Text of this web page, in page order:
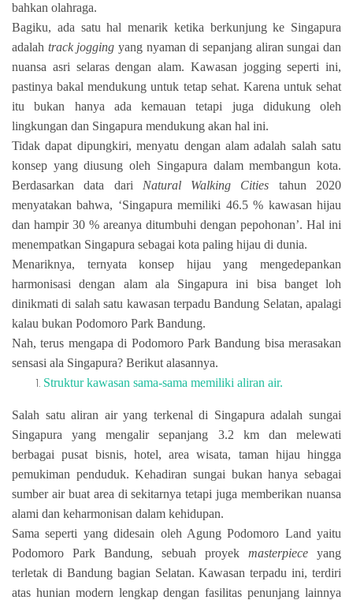
bahkan olahraga.
Bagiku, ada satu hal menarik ketika berkunjung ke Singapura
adalah track jogging yang nyaman di sepanjang aliran sungai dan
nuansa asri selaras dengan alam. Kawasan jogging seperti ini,
pastinya bakal mendukung untuk tetap sehat. Karena untuk sehat
itu bukan hanya ada kemauan tetapi juga didukung oleh
lingkungan dan Singapura mendukung akan hal ini.
Tidak dapat dipungkiri, menyatu dengan alam adalah salah satu
konsep yang diusung oleh Singapura dalam membangun kota.
Berdasarkan data dari Natural Walking Cities tahun 2020
menyatakan bahwa, ‘Singapura memiliki 46.5 % kawasan hijau
dan hampir 30 % areanya ditumbuhi dengan pepohonan’. Hal ini
menempatkan Singapura sebagai kota paling hijau di dunia.
Menariknya, ternyata konsep hijau yang mengedepankan
harmonisasi dengan alam ala Singapura ini bisa banget loh
dinikmati di salah satu kawasan terpadu Bandung Selatan, apalagi
kalau bukan Podomoro Park Bandung.
Nah, terus mengapa di Podomoro Park Bandung bisa merasakan
sensasi ala Singapura? Berikut alasannya.
Struktur kawasan sama-sama memiliki aliran air.
Salah satu aliran air yang terkenal di Singapura adalah sungai
Singapura yang mengalir sepanjang 3.2 km dan melewati
berbagai pusat bisnis, hotel, area wisata, taman hijau hingga
pemukiman penduduk. Kehadiran sungai bukan hanya sebagai
sumber air buat area di sekitarnya tetapi juga memberikan nuansa
alami dan keharmonisan dalam kehidupan.
Sama seperti yang didesain oleh Agung Podomoro Land yaitu
Podomoro Park Bandung, sebuah proyek masterpiece yang
terletak di Bandung bagian Selatan. Kawasan terpadu ini, terdiri
atas hunian modern lengkap dengan fasilitas penunjang lainnya